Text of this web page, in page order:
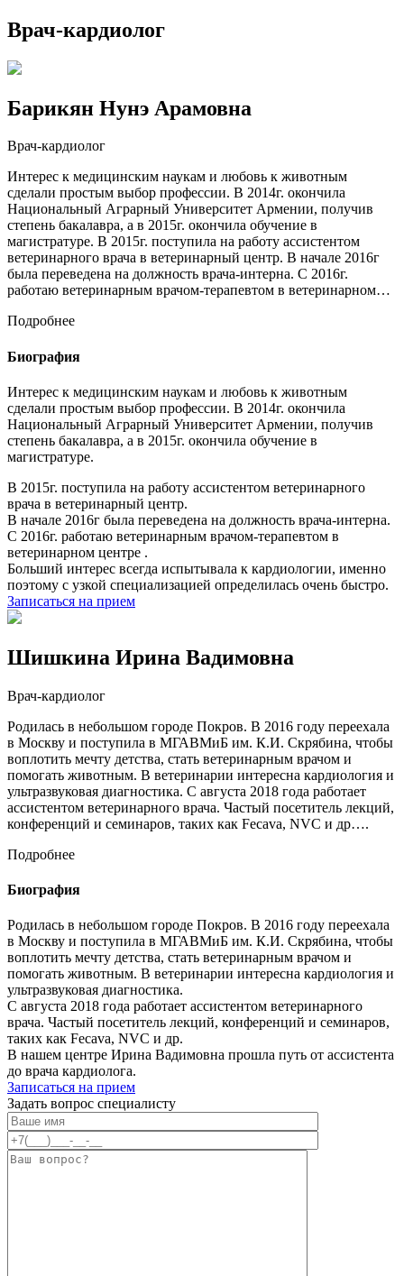
Врач-кардиолог
Барикян Нунэ Арамовна
Врач-кардиолог
Интерес к медицинским наукам и любовь к животным
сделали простым выбор профессии. В 2014г. окончила
Национальный Аграрный Университет Армении, получив
степень бакалавра, а в 2015г. окончила обучение в
магистратуре. В 2015г. поступила на работу ассистентом
ветеринарного врача в ветеринарный центр. В начале 2016г
была переведена на должность врача-интерна. С 2016г.
работаю ветеринарным врачом-терапевтом в ветеринарном…
Подробнее
Биография
Интерес к медицинским наукам и любовь к животным
сделали простым выбор профессии. В 2014г. окончила
Национальный Аграрный Университет Армении, получив
степень бакалавра, а в 2015г. окончила обучение в
магистратуре.
В 2015г. поступила на работу ассистентом ветеринарного
врача в ветеринарный центр.
В начале 2016г была переведена на должность врача-интерна.
С 2016г. работаю ветеринарным врачом-терапевтом в
ветеринарном центре .
Больший интерес всегда испытывала к кардиологии, именно
поэтому с узкой специализацией определилась очень быстро.
Записаться на прием
Шишкина Ирина Вадимовна
Врач-кардиолог
Родилась в небольшом городе Покров. В 2016 году переехала
в Москву и поступила в МГАВМиБ им. К.И. Скрябина, чтобы
воплотить мечту детства, стать ветеринарным врачом и
помогать животным. В ветеринарии интересна кардиология и
ультразвуковая диагностика. С августа 2018 года работает
ассистентом ветеринарного врача. Частый посетитель лекций,
конференций и семинаров, таких как Fecava, NVC и др….
Подробнее
Биография
Родилась в небольшом городе Покров. В 2016 году переехала
в Москву и поступила в МГАВМиБ им. К.И. Скрябина, чтобы
воплотить мечту детства, стать ветеринарным врачом и
помогать животным. В ветеринарии интересна кардиология и
ультразвуковая диагностика.
С августа 2018 года работает ассистентом ветеринарного
врача. Частый посетитель лекций, конференций и семинаров,
таких как Fecava, NVC и др.
В нашем центре Ирина Вадимовна прошла путь от ассистента
до врача кардиолога.
Записаться на прием
Задать вопрос специалисту